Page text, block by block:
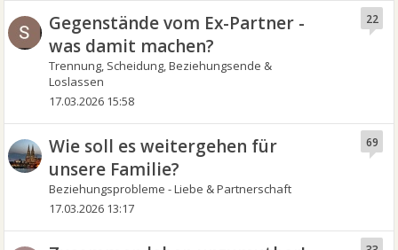
Gegenstände vom Ex-Partner -
was damit machen?
Trennung, Scheidung, Beziehungsende &
Loslassen
22
17.03.2026 15:58
Wie soll es weitergehen für
unsere Familie?
Beziehungsprobleme - Liebe & Partnerschaft
69
17.03.2026 13:17